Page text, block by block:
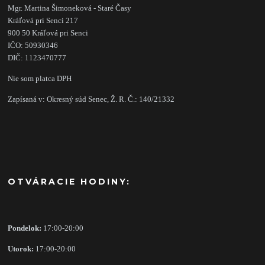
Mgr. Martina Šimoneková - Staré Časy
Kráľová pri Senci 217
900 50 Kráľová pri Senci
IČO: 50930346
DIČ: 1123470777
Nie som platca DPH
Zapísaná v: Okresný súd Senec, Ž. R. Č.: 140/21332
OTVÁRACIE HODINY:
Pondelok: 17:00-20:00
Utorok: 17:00-20:00